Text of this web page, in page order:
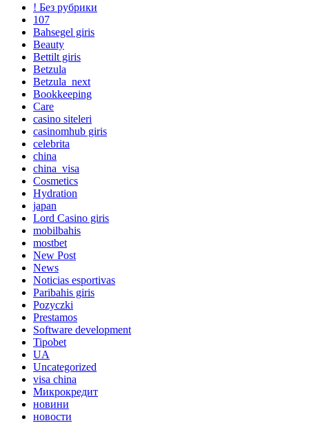
! Без рубрики
107
Bahsegel giris
Beauty
Bettilt giris
Betzula
Betzula_next
Bookkeeping
Care
casino siteleri
casinomhub giris
celebrita
china
china_visa
Cosmetics
Hydration
japan
Lord Сasino giris
mobilbahis
mostbet
New Post
News
Noticias esportivas
Paribahis giris
Pozyczki
Prestamos
Software development
Tipobet
UA
Uncategorized
visa china
Микрокредит
новини
новости